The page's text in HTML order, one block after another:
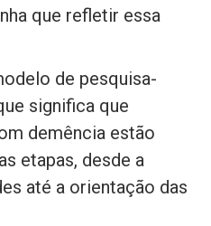
que refletir essa
de pesquisa-
significa que
demência estão
etapas, desde a
até a orientação das